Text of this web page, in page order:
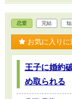
恋愛 完結
お気に入りに
王子に婚約
め取られる